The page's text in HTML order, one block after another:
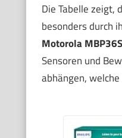
Die Tabelle zeigt,
besonders durch
Motorola MBP36S
Sensoren und
abhängen,